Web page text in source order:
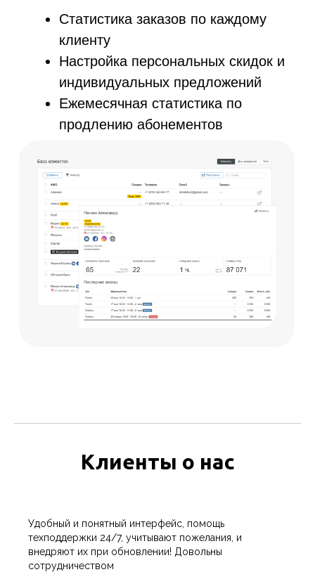
Клиенты о нас
Удобный и понятный интерфейс, помощь
техподдержки 24/7, учитывают пожелания, и
внедряют их при обновлении! Довольны
сотрудничеством
Все права защищены.
Политика конфиденциальности
Договор-оферта
Оферта регулярных платежей
8 (800) 551-40-51
AppEvent внесена в реестр отечественного ПО
Реестровая запись №16071 от 23.12.2022